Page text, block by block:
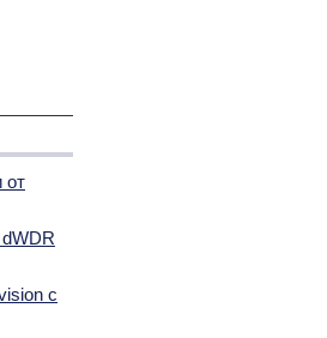
от
с